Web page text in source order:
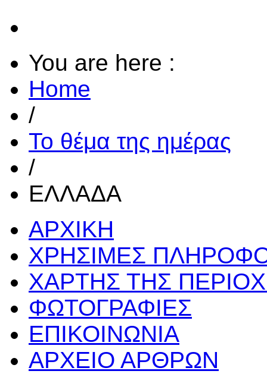
You are here :
Home
/
Το θέμα της ημέρας
/
ΕΛΛΑΔΑ
ΑΡΧΙΚΗ
ΧΡΗΣΙΜΕΣ
ΧΑΡΤΗΣ ΤΗΣ
ΦΩΤΟΓΡΑΦΙΕΣ
ΕΠΙΚΟΙΝΩΝΙΑ
ΑΡΧΕΙΟ ΑΡΘΡΩΝ